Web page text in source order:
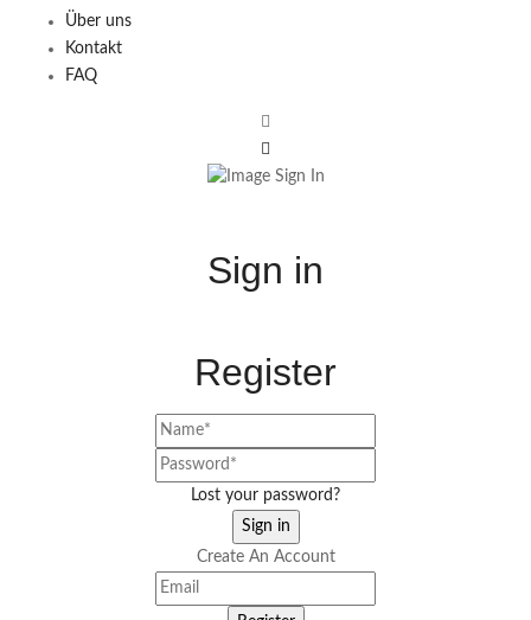
Über uns
Kontakt
FAQ
Sign in
Register
Lost your password?
Create An Account